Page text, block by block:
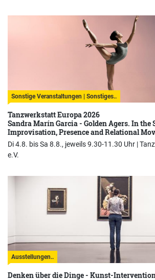
Sonstige Veranstaltungen | Sonstiges..
Tanzwerkstatt Europa 2026
Sandra Marín Garcia - Golden Agers. In the
Improvisation, Presence and Relational
Di 4.8. bis Sa 8.8., jeweils 9.30-11.30 Uhr |
e.V.
Ausstellungen..
Denken über die Dinge - Kunst-